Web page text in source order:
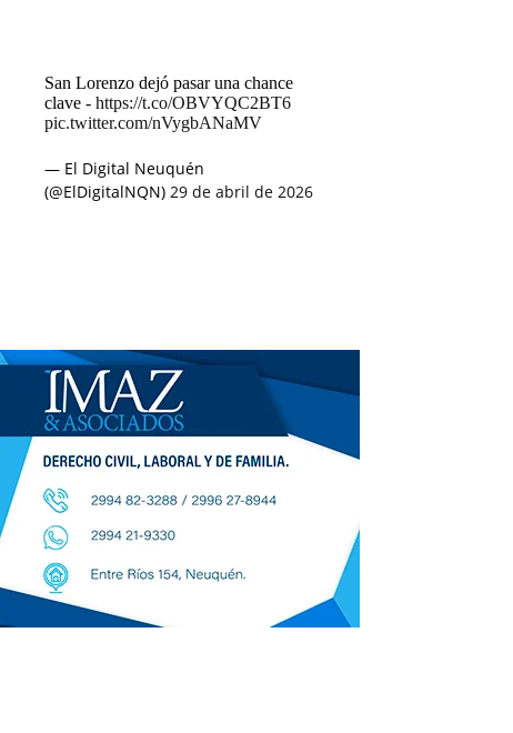
San Lorenzo dejó pasar una chance
clave - https://t.co/OBVYQC2BT6
pic.twitter.com/nVygbANaMV
— El Digital Neuquén
(@ElDigitalNQN) 29 de abril de 2026